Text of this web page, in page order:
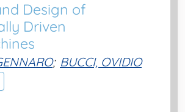
Design of
Driven
; BUCCI, OVIDIO